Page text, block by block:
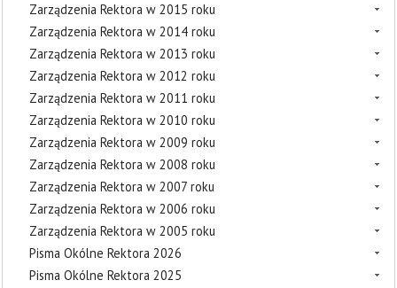
Zarządzenia Rektora w 2015 roku
Zarządzenia Rektora w 2014 roku
Zarządzenia Rektora w 2013 roku
Zarządzenia Rektora w 2012 roku
Zarządzenia Rektora w 2011 roku
Zarządzenia Rektora w 2010 roku
Zarządzenia Rektora w 2009 roku
Zarządzenia Rektora w 2008 roku
Zarządzenia Rektora w 2007 roku
Zarządzenia Rektora w 2006 roku
Zarządzenia Rektora w 2005 roku
Pisma Okólne Rektora 2026
Pisma Okólne Rektora 2025